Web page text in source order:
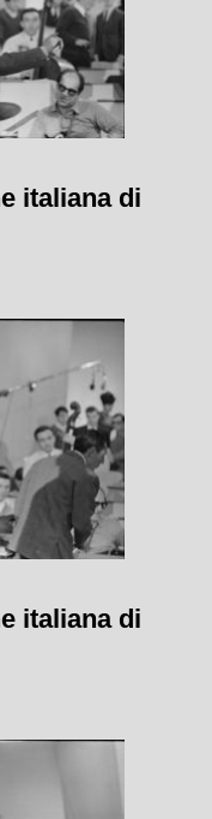
italiana di
italiana di